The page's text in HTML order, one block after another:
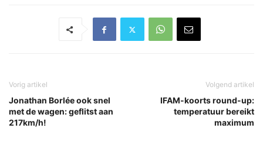
Vorig artikel
Jonathan Borlée ook snel
met de wagen: geflitst aan
217km/h!
Volgend artikel
IFAM-koorts round-up:
temperatuur bereikt
maximum